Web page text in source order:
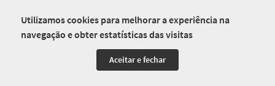
Utilizamos cookies para melhorar a experiência na
navegação e obter estatísticas das visitas
Aceitar e fechar